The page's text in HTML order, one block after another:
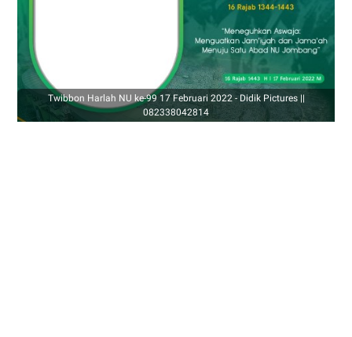
Twibbon Harlah NU ke-99 17 Februari 2022 - Didik Pictures ||
082338042814